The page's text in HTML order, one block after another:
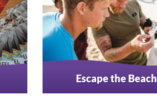
Escape the Beach